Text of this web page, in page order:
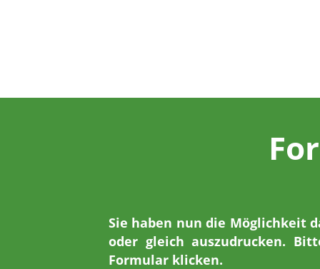
Sie haben nun die Möglichkeit
oder gleich auszudrucken.
Formular klicken.